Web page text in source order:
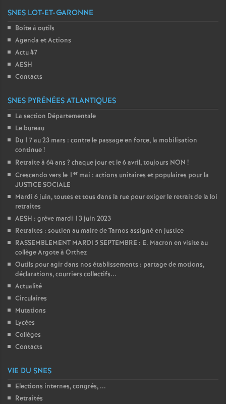
SNES LOT-ET-GARONNE
Boîte à outils
Agenda et Actions
Actu 47
AESH
Contacts
SNES PYRÉNÉES ATLANTIQUES
La section Départementale
Le bureau
Du 17 au 23 mars : contre le passage en force, la mobilisation
continue!
Retraite à 64 ans ? chaque jour et le 6 avril, toujours NON !
Crescendo vers le 1 er mai : actions unitaires et populaires pour la
JUSTICE SOCIALE
Mardi 6 juin, toutes et tous dans la rue pour exiger le retrait de la loi
retraites
AESH : grève mardi 13 juin 2023
Retraites : soutien au maire de Tarnos assigné en justice
RASSEMBLEMENT MARDI 5 SEPTEMBRE : E. Macron en visite au
collège Argote à Orthez
Outils pour agir dans nos établissements : partage de motions,
déclarations, courriers collectifs...
Actualité
Circulaires
Mutations
Lycées
Collèges
Contacts
VIE DU SNES
Elections internes, congrés, ...
Retraités